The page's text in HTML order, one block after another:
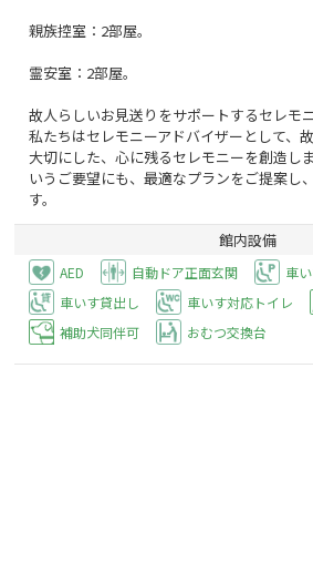
親族控室：2部屋。
霊安室：2部屋。
故人らしいお見送りをサポートするセレモ
私たちはセレモニーアドバイザーとして、
大切にした、心に残るセレモニーを創造し
いうご要望にも、最適なプランをご提案し
す。
館内設備
AED 自動ドア正面玄関
車
車いす貸出し
車いす対応トイレ
補助犬同伴可
おむつ交換台